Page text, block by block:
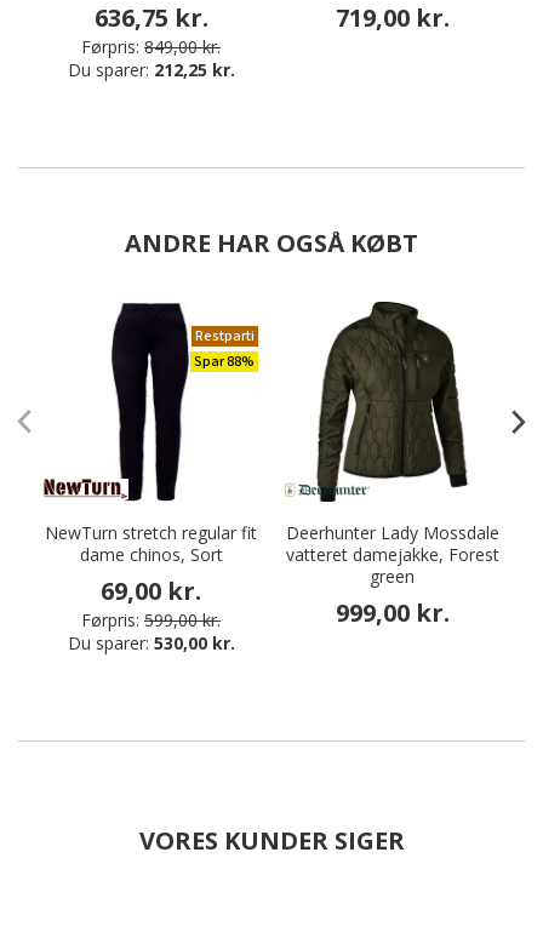
636,75 kr.
Førpris: 849,00 kr.
Du sparer: 212,25 kr.
719,00 kr.
ANDRE HAR OGSÅ KØBT
Restparti
Spar 88%
NewTurn stretch regular fit
dame chinos, Sort
69,00 kr.
Førpris: 599,00 kr.
Du sparer: 530,00 kr.
Deerhunter Lady Mossdale
vatteret damejakke, Forest
green
999,00 kr.
VORES KUNDER SIGER